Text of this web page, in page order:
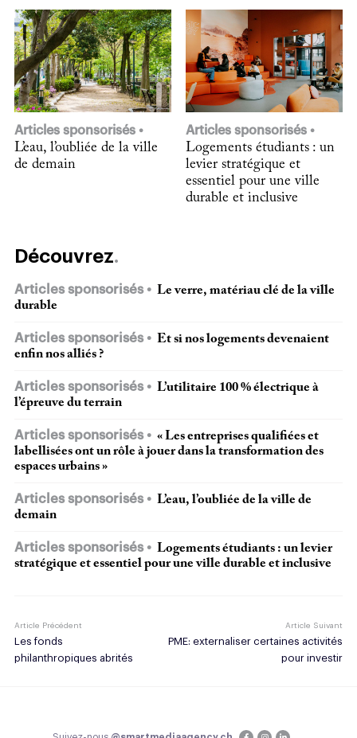
Articles sponsorisés
L’eau, l’oubliée de la ville
de demain
Articles sponsorisés
Logements étudiants : un
levier stratégique et
essentiel pour une ville
durable et inclusive
Découvrez
Articles sponsorisés
Le verre, matériau clé de la ville
durable
Articles sponsorisés
Et si nos logements devenaient
enfin nos alliés ?
Articles sponsorisés
L’utilitaire 100 % électrique à
l’épreuve du terrain
Articles sponsorisés
« Les entreprises qualifiées et
labellisées ont un rôle à jouer dans la transformation des
espaces urbains »
Articles sponsorisés
L’eau, l’oubliée de la ville de
demain
Articles sponsorisés
Logements étudiants : un levier
stratégique et essentiel pour une ville durable et inclusive
Article Précédent
Les fonds
philanthropiques abrités
Article Suivant
PME: externaliser certaines activités
pour investir